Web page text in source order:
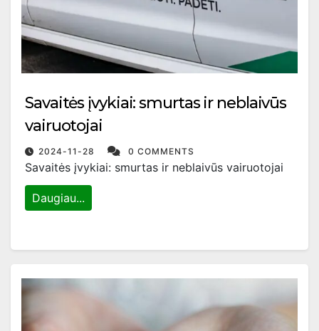
Savaitės įvykiai: smurtas ir neblaivūs
vairuotojai
2024-11-28 0 COMMENTS
Savaitės įvykiai: smurtas ir neblaivūs vairuotojai
Daugiau...